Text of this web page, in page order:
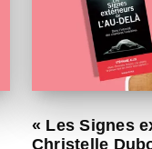
« Les Signes
Christelle